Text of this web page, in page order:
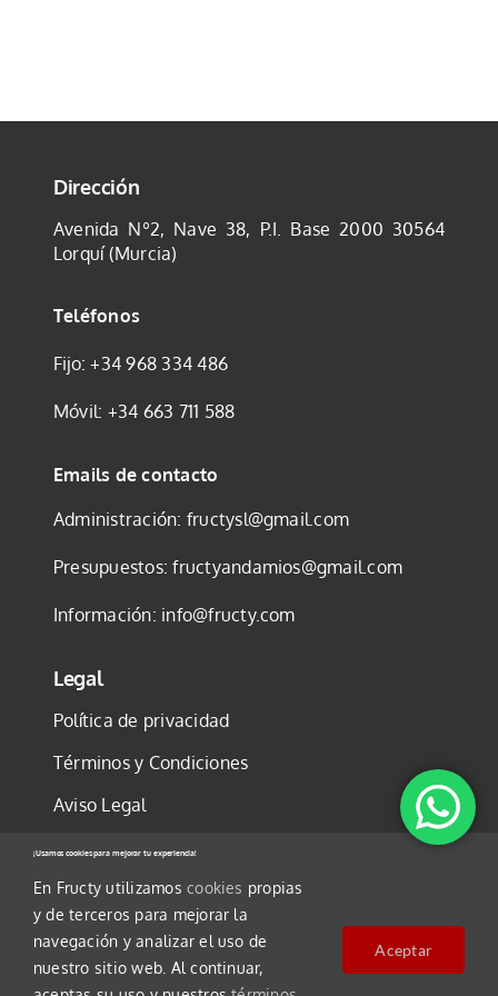
Dirección
Avenida Nº2, Nave 38, P.I. Base 2000 30564
Lorquí (Murcia)
Teléfonos
Fijo:+34 968 334 486
Móvil: +34 663 711 588
Emails de contacto
Administración: fructysl@gmail.com
Presupuestos:fructyandamios@gmail.com
Información: info@fructy.com
Legal
Política de privacidad
Términos y Condiciones
Aviso Legal
Política de cookies
©2025 FRUCTY, S.L.U. Todos los derechos
¡Usamos cookies para mejorar tu experiencia!
En Fructy utilizamoscookies propias
y de terceros para mejorar la
navegación y analizar el uso de
nuestro sitio web. Al continuar,
Aceptar